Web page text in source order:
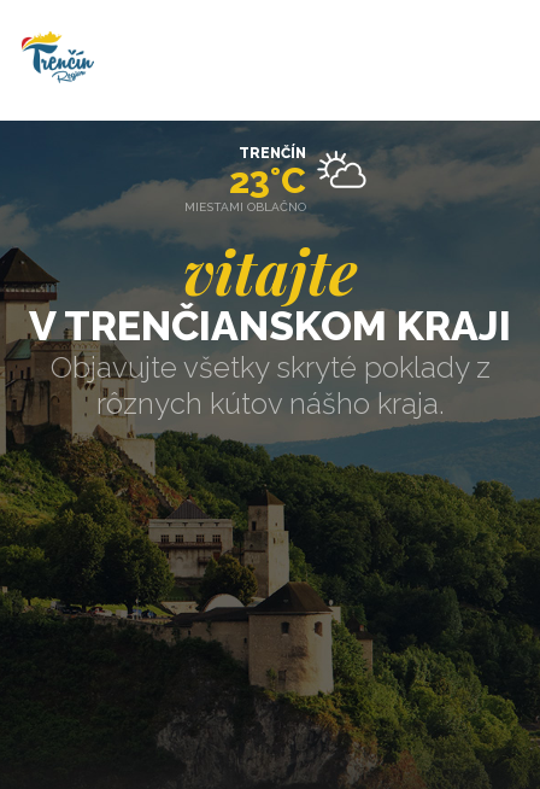
vitajte
V TRENČIANSKOM KRAJI
Objavujte všetky skryté poklady z
rôznych kútov nášho kraja.
TRENČÍN
23°C
MIESTAMI OBLAČNO